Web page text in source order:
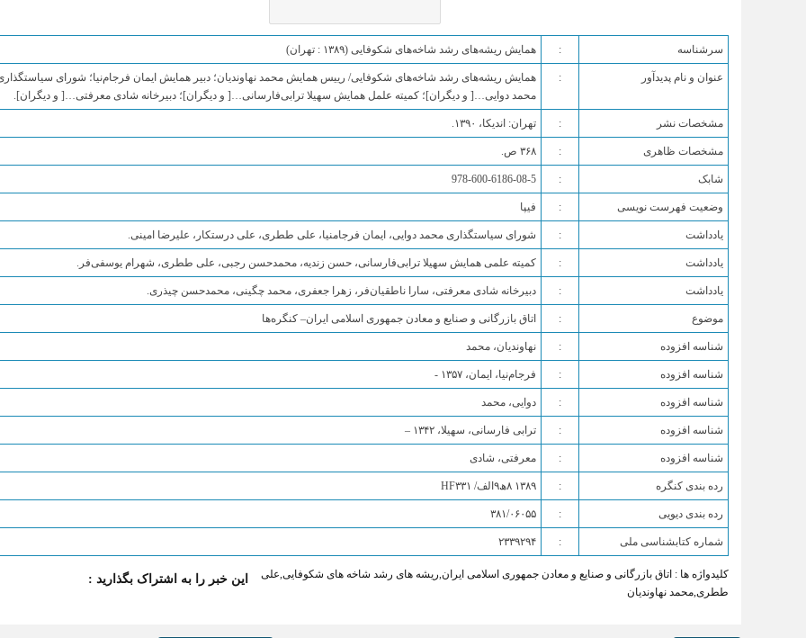
سرشناسه : همایش ریشه‌های رشد شاخه‌های شکوفایی ‏‫(۱۳۸۹‬ : تهران)
‏عنوان و نام پديدآور :
همایش ریشه‌های رشد شاخه‌های شکوفایی/ رییس همایش محمد نهاوندیان؛ دبیر همایش ایمان فرجام‌نیا؛ شورای
محمد دوایی…[ و دیگران]؛ کمیته علمل همایش سهیلا ترابی‌فارسانی…[ و دیگران]؛ دبیرخانه شادی معرفتی…[ و دیگران].
‏مشخصات نشر : تهران: اندیکا‏‫، ۱۳۹۰.‬
‏مشخصات ظاهری :
‏شابک :
‏وضعیت فهرست نویسی : فیپا
‏يادداشت : شورای سیاستگذاری محمد دوایی، ایمان فرجامنیا، علی ططری، علی درستكار، علیرضا امینی.
‏يادداشت : کمیته علمی همایش سهیلا ترابی‌فارسانی، حسن زندیه، محمدحسن رجبی، علی ططری، شهرام یوسفی‌فر.
‏يادداشت : دبیرخانه شادی معرفتی، سارا ناطقیان‌فر، زهرا جعفری، محمد چگینی، محمدحسن چیذری.
‏موضوع : اتاق بازرگانی و صنایع و معادن جمهوری اسلامی ایران– کنگره‌ها
‏شناسه افزوده : ن‍ه‍اون‍دی‍ان‌، م‍ح‍م‍د
‏شناسه افزوده : فرجام‌نیا، ایمان‏‫، ۱۳۵۷ -‎‏‬
‏شناسه افزوده : دوایی، محمد
‏شناسه افزوده : ت‍راب‍ی‌ ف‍ارس‍ان‍ی‌، س‍ه‍ی‍لا، ‏‫۱۳۴۲ – ‏
‏شناسه افزوده : معرفتی، شادی
‏رده بندی کنگره :
‏رده بندی دیویی :
‏شماره کتابشناسی ملی : ‎۲‎۳‎۳‎۹‎۲‎۹‎۴
کلیدواژه ها : اتاق بازرگانی و صنایع و معادن جمهوری اسلامی ایران,ریشه های رشد شاخه های شکوفایی,علی
ططری,محمد نهاوندیان
این خبر را به اشتراک بگذارید :